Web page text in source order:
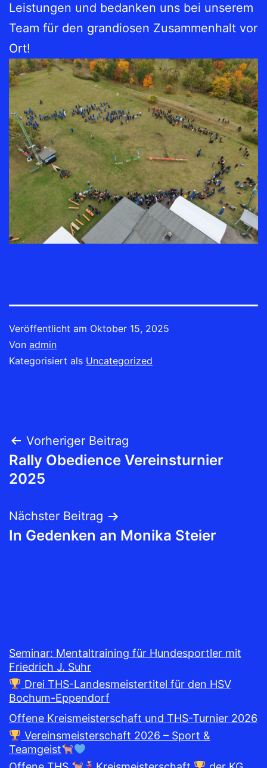
Leistungen und bedanken uns bei unserem
Team für den grandiosen Zusammenhalt vor
Ort!
Veröffentlicht am Oktober 15, 2025
Von admin
Kategorisiert als Uncategorized
Beitrags-
Navigation
Vorheriger Beitrag
Rally Obedience Vereinsturnier
2025
Nächster Beitrag
In Gedenken an Monika Steier
Seminar: Mentaltraining für Hundesportler mit
Friedrich J. Suhr
Drei THS-Landesmeistertitel für den HSV
Bochum-Eppendorf
Offene Kreismeisterschaft und THS-Turnier 2026
Vereinsmeisterschaft 2026 – Sport &
Teamgeist